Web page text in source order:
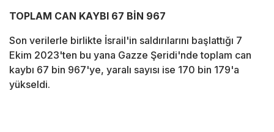
TOPLAM CAN KAYBI 67 BİN 967
Son verilerle birlikte İsrail'in saldırılarını başlattığı 7
Ekim 2023'ten bu yana Gazze Şeridi'nde toplam can
kaybı 67 bin 967'ye, yaralı sayısı ise 170 bin 179'a
yükseldi.